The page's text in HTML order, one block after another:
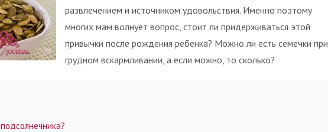
развлечением и источником удовольствия. Именно поэтому
многих мам волнует вопрос, стоит ли придерживаться этой
привычки после рождения ребенка? Можно ли есть семечки при
грудном вскармливании, а если можно, то сколько?